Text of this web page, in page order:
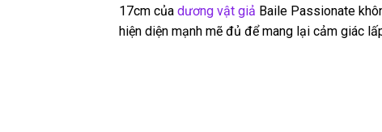
17cm của dương vật giả Baile Passionate
hiện diện mạnh mẽ đủ để mang lại cảm giác